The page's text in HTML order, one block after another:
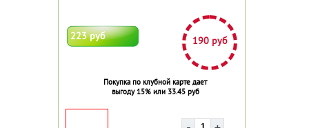
223 руб 190 руб
Покупка по клубной карте дает
выгоду 15% или 33.45 руб